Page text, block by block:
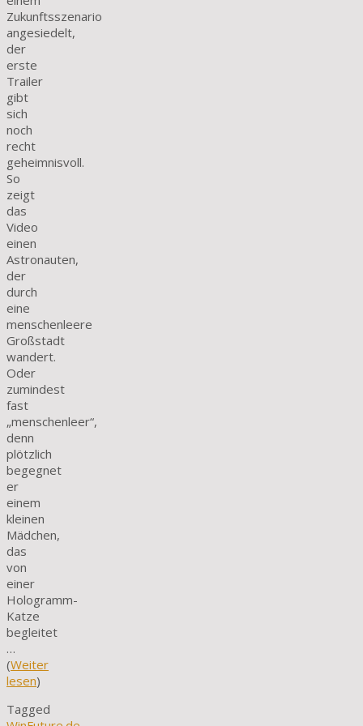
Zukunftsszenario
angesiedelt,
der
erste
Trailer
gibt
sich
noch
recht
geheimnisvoll.
So
zeigt
das
Video
einen
Astronauten,
der
durch
eine
menschenleere
Großstadt
wandert.
Oder
zumindest
fast
„menschenleer“,
denn
plötzlich
begegnet
er
einem
kleinen
Mädchen,
das
von
einer
Hologramm-
Katze
begleitet
…
(Weiter
lesen)
Tagged